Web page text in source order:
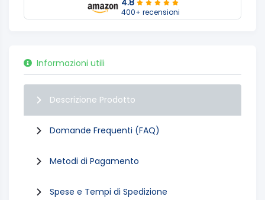
400+ recensioni
Informazioni utili
Descrizione Prodotto
Domande Frequenti (FAQ)
Metodi di Pagamento
Spese e Tempi di Spedizione